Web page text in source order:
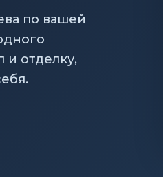
по вашей
отделку,